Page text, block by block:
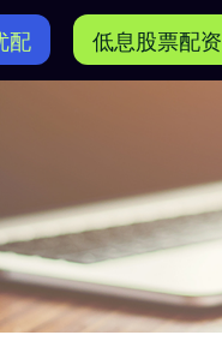
配 低息股票配资